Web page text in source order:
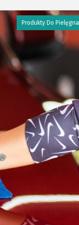
Produkty Do